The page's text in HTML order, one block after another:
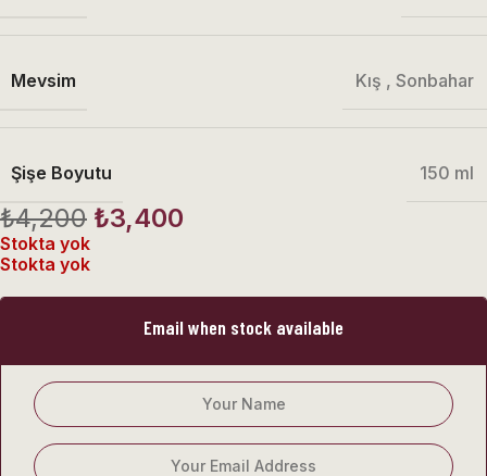
Mevsim Kış , Sonbahar
Şişe Boyutu 150 ml
₺4,200 ₺3,400
Stokta yok
Stokta yok
Email when stock available